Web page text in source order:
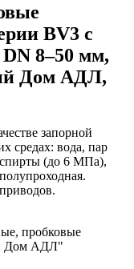
BV3 с
8–50 мм,
Дом АДЛ,
запорной
средах: вода, пар
(до 6 МПа),
пробковые
Дом АДЛ"